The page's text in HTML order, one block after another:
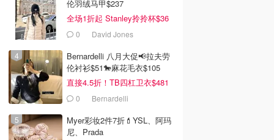
伦羽绒马甲$237
全场1折起 Stanley拎拎杯$36
0 David Jones
Bernardelli 八月大促📢拉夫劳
伦衬衫$51🐎麻花毛衣$105
直接4.5折！TB四杠卫衣$481
0 Bernardelli
Myer彩妆2件7折💄YSL、阿玛
尼、Prada